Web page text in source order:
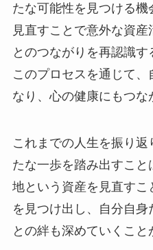
たな可能性を見つける
見直すことで意外な資
とのつながりを再認識す
このプロセスを通じて
なり、心の健康にもつな
これまでの人生を振り
たな一歩を踏み出すこ
地という資産を見直す
を見つけ出し、自分自身
との絆も深めていくこと